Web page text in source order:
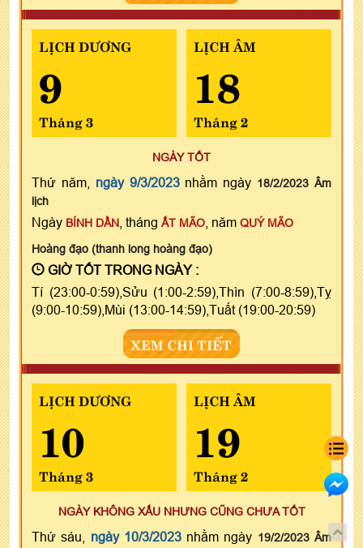
LỊCH DƯƠNG
9
Tháng 3
LỊCH ÂM
18
Tháng 2
NGÀY TỐT
Thứ năm, ngày 9/3/2023nhằm ngày 18/2/2023 Âm
lịch
Ngày BÍNH DẦN , tháng ẤT MÃO , năm QUÝ MÃO
Hoàng đạo (thanh long hoàng đạo)
GIỜ TỐT TRONG NGÀY :
Tí (23:00-0:59),Sửu (1:00-2:59),Thìn (7:00-8:59),Tỵ
(9:00-10:59),Mùi (13:00-14:59),Tuất (19:00-20:59)
XEM CHI TIẾT
LỊCH DƯƠNG
10
Tháng 3
LỊCH ÂM
19
Tháng 2
NGÀY KHÔNG XẤU NHƯNG CŨNG CHƯA TỐT
Thứ sáu, ngày 10/3/2023nhằm ngày 19/2/2023 Âm